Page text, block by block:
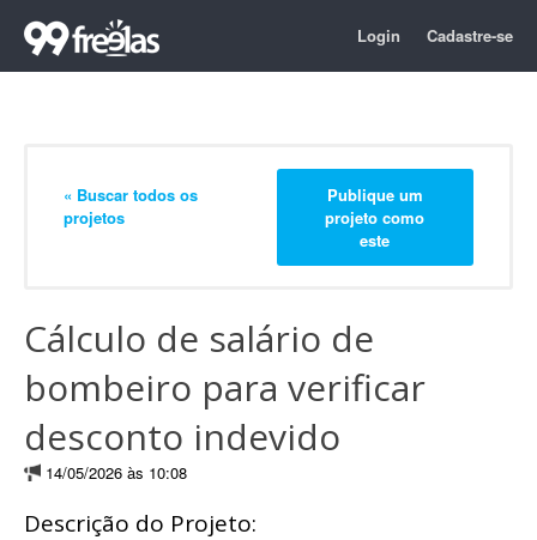
Login Cadastre-se
« Buscar todos os
projetos
Publique um
projeto como
este
Cálculo de salário de
bombeiro para verificar
desconto indevido
14/05/2026 às 10:08
Descrição do Projeto: